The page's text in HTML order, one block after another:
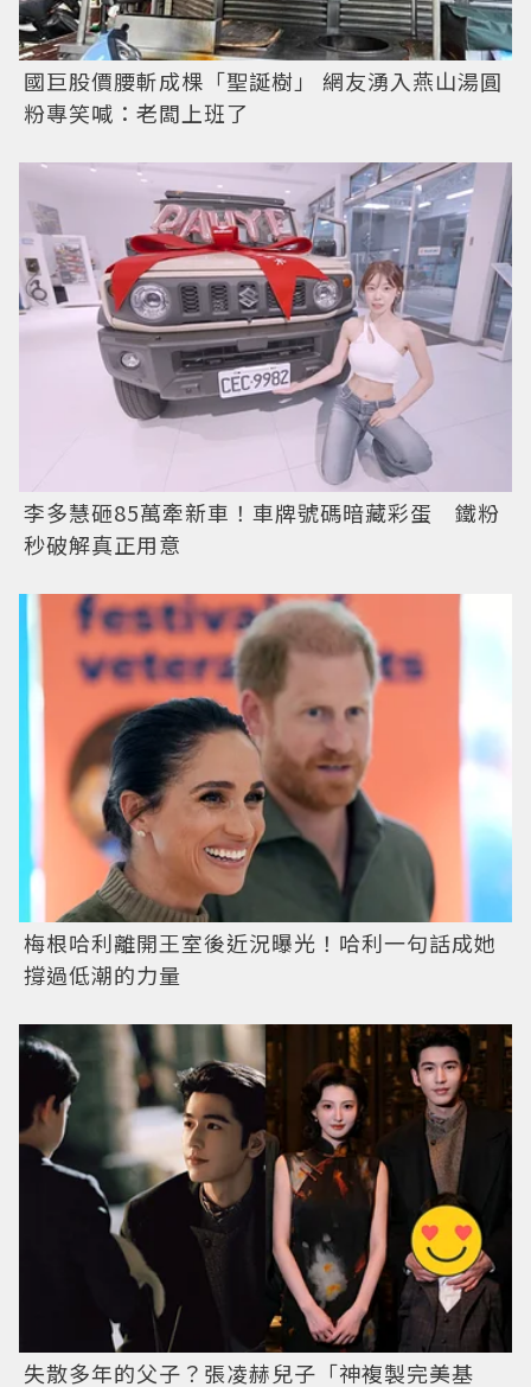
國巨股價腰斬成棵「聖誕樹」 網友湧入燕山湯圓
粉專笑喊：老闆上班了
李多慧砸85萬牽新車！車牌號碼暗藏彩蛋 鐵粉
秒破解真正用意
梅根哈利離開王室後近況曝光！哈利一句話成她
撐過低潮的力量
失散多年的父子？張凌赫兒子「神複製完美基